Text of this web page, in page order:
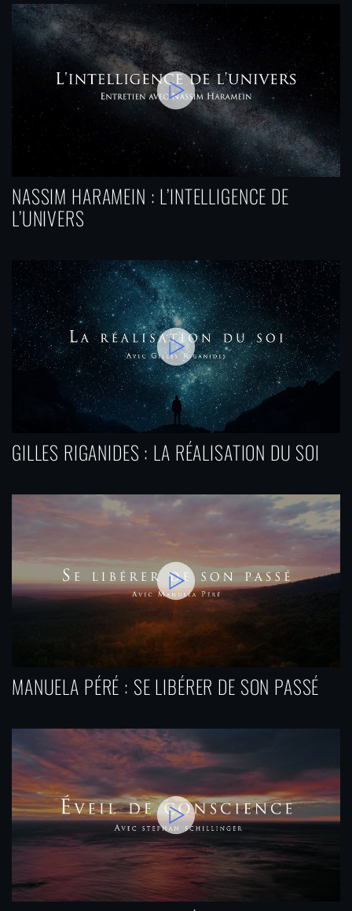
NASSIM HARAMEIN : L’INTELLIGENCE DE
L’UNIVERS
GILLES RIGANIDES : LA RÉALISATION DU SOI
MANUELA PÉRÉ : SE LIBÉRER DE SON PASSÉ